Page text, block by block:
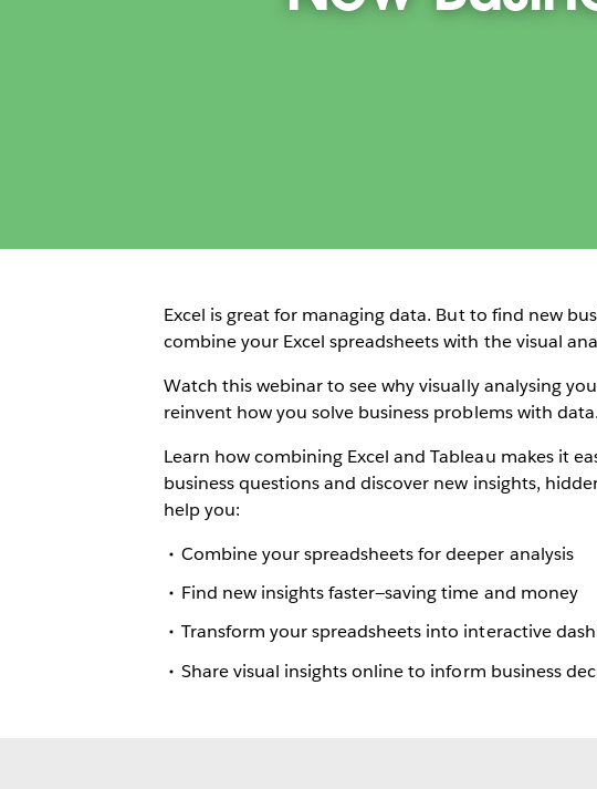
Excel is great for managing data. But to find new
combine your Excel spreadsheets with the visual
Watch this webinar to see why visually analysing
reinvent how you solve business problems with data.
Learn how combining Excel and Tableau makes it
business questions and discover new insights,
help you:
Combine your spreadsheets for deeper analysis
Find new insights faster—saving time and money
Transform your spreadsheets into interactive
Share visual insights online to inform business